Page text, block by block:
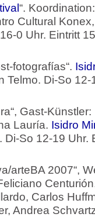
“.
Cultural
0 Uhr. Eintritt
fotografías“.
Telmo. Di-So
Gast-
Lauría. Isidro
Di-So 12-19 Uhr.
arteBA 2007“,
Carlos
Andrea